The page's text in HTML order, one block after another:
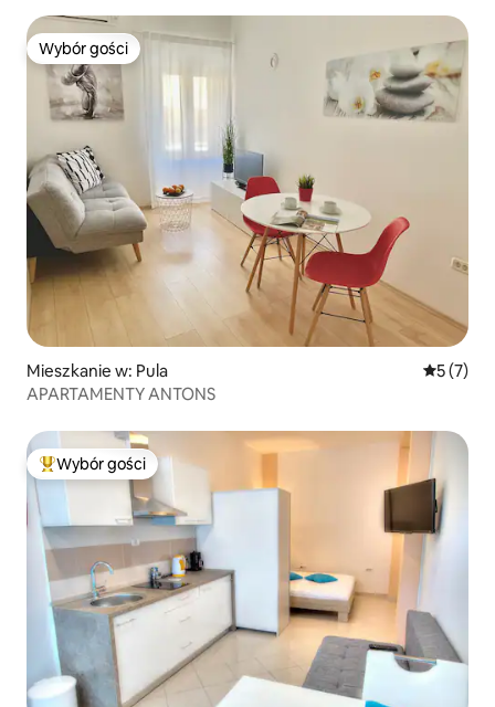
Wybór gości
Wybór gości
Mieszkanie w: Pula Średnia
5 (7)
APARTAMENTY ANTONS
Najpopularniejsze z kategorii Wybór gości
Wybór gości